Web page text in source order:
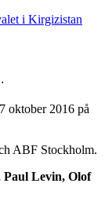
i Kirgizistan
·
oktober 2016 på
ABF Stockholm.
Paul Levin, Olof